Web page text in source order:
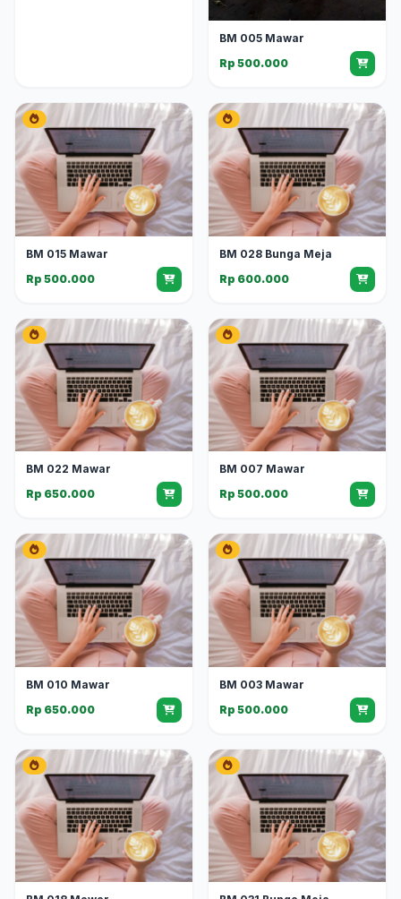
BM 005 Mawar
Rp 500.000
BM 015 Mawar
Rp 500.000
BM 028 Bunga Meja
Rp 600.000
BM 022 Mawar
Rp 650.000
BM 007 Mawar
Rp 500.000
BM 010 Mawar
Rp 650.000
BM 003 Mawar
Rp 500.000